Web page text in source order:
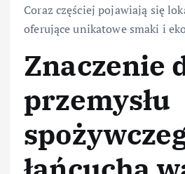
Coraz częściej pojawiają się
oferujące unikatowe smaki i
Znaczenie
przemysłu